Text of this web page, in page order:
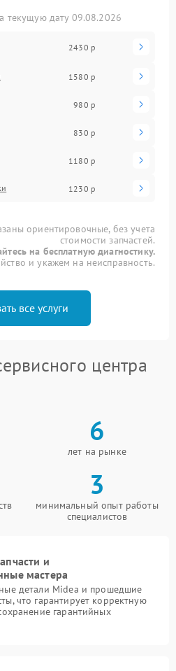
текущую дату 09.08.2026
2430 р
1580 р
980 р
830 р
1180 р
1230 р
ориентировочные, без учета
стоимости запчастей.
на бесплатную диагностику.
и укажем на неисправность.
все услуги
центра
6
лет на рынке
3
минимальный опыт работы
специалистов
и
мастера
детали Midea и прошедшие
что гарантирует корректную
гарантийных